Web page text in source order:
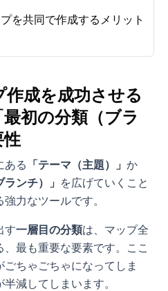
を共同で作成するメリット
成を成功させる
最初の分類（ブラ
性
ある 「テーマ（主題）」 か
ランチ）」
を広げていくこと
力なツールです。
す一層目の分類は、マップ全
最も重要な要素です。ここ
ちゃごちゃになってしま
減してしまいます。